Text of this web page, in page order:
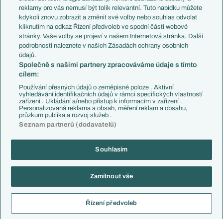
Přestupové spekulace
Zranění
Kluby
Arsenal FC
Chelsea FC
Manchester United
AC Milán
Juventus FC
Bayern Mnichov
FC Barcelona
Real Madrid
Přestupy
Zápasy
Livescore
Tipovací soutěž
Copyright © 2001-2026 EuroFotbal.cz. Využíváme zpravodajství ČTK.
Informace o zpracování osobních údajů
reklamy pro vás nemusí být tolik relevantní. Tuto nabídku můžete
kdykoli znovu zobrazit a změnit své volby nebo souhlas odvolat
kliknutím na odkaz Řízení předvoleb ve spodní části webové
stránky. Vaše volby se projeví v našem Internetová stránka. Další
podrobnosti naleznete v našich Zásadách ochrany osobních
údajů.
Společně s našimi partnery zpracováváme údaje s tímto
cílem:
Používání přesných údajů o zeměpisné poloze . Aktivní
vyhledávání identifikačních údajů v rámci specifických vlastností
zařízení . Ukládání a/nebo přístup k informacím v zařízení .
Personalizovaná reklama a obsah, měření reklam a obsahu,
průzkum publika a rozvoj služeb .
Seznam partnerů (dodavatelů)
Souhlasím
Zamítnout vše
Řízení předvoleb